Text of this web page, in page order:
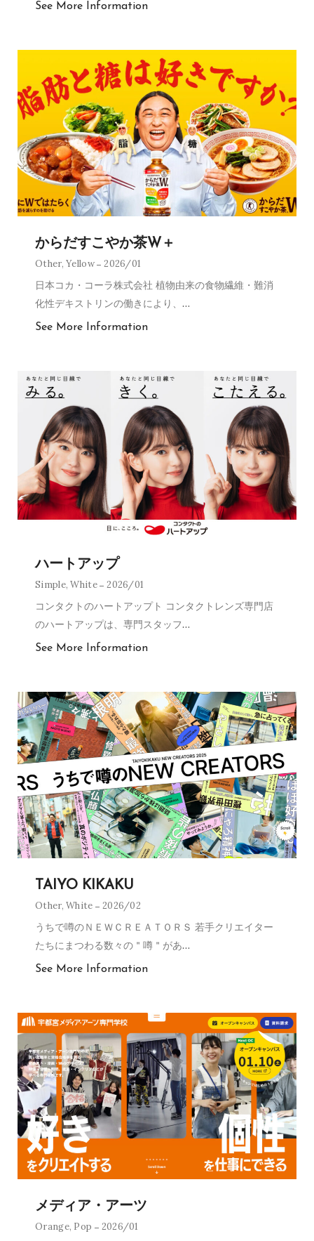
See More Information
からだすこやか茶W＋
Other,Yellow 2026/01
日本コカ・コーラ株式会社 植物由来の食物繊維・難消
化性デキストリンの働きにより、 …
See More Information
ハートアップ
Simple,White 2026/01
コンタクトのハートアップト コンタクトレンズ専門店
のハートアップは、専門スタッフ…
See More Information
TAIYO KIKAKU
Other,White 2026/02
うちで噂のＮＥＷＣＲＥＡＴＯＲＳ 若手クリエイター
たちにまつわる数々の＂噂＂があ…
See More Information
メディア・アーツ
Orange, Pop 2026/01